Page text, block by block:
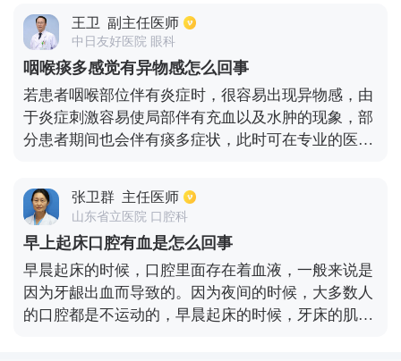
抹的药物来改善症状，比如可采取溃疡类的药物来治
疗，效果是比较好的。建议期间要经常漱口防止细菌
感染。针对比较严重的也是需要修整舌体进行缝合治
疗，饮食方面要多补充维生素以及微量元素高的食
物。
王卫 副主任医师
中日友好医院 眼科
咽喉痰多感觉有异物感怎么回事
若患者咽喉部位伴有炎症时，很容易出现异物感，由
于炎症刺激容易使局部伴有充血以及水肿的现象，部
分患者期间也会伴有痰多症状，此时可在专业的医院
用抗生素药物来进行治疗。另外病毒感染引起的，痰
液会呈白色，此时也需要抗病毒药物来控制病情，除
此之外也要排除是否是支原体以及衣原体感染引起
的。
张卫群 主任医师
山东省立医院 口腔科
早上起床口腔有血是怎么回事
早晨起床的时候，口腔里面存在着血液，一般来说是
因为牙龈出血而导致的。因为夜间的时候，大多数人
的口腔都是不运动的，早晨起床的时候，牙床的肌肉